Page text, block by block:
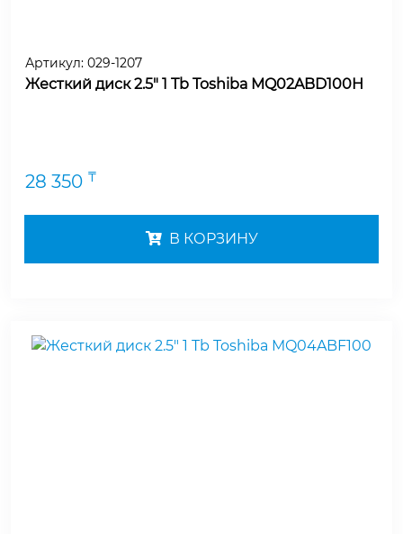
Артикул: 029-1207
Жесткий диск 2.5" 1 Tb Toshiba MQ02ABD100H
28 350 ₸
В КОРЗИНУ